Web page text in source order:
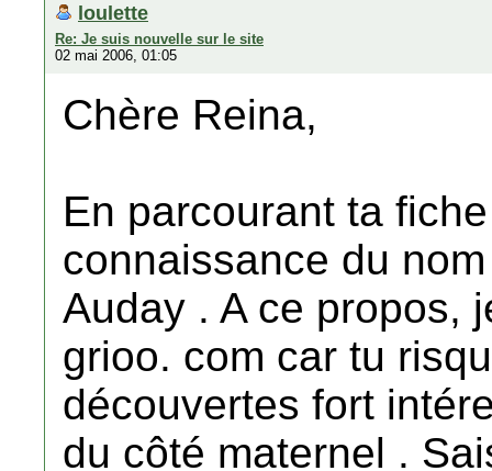
loulette
Re: Je suis nouvelle sur le site
02 mai 2006, 01:05
Chère Reina,
En parcourant ta
connaissance du
Auday . A ce propos,
grioo. com car tu
découvertes fort
du côté maternel .